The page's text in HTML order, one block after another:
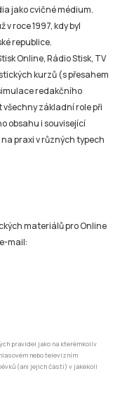
jako cvičné médium.
roce 1997, kdy byl
republice.
Online, Rádio Stisk, TV
kurzů (s přesahem
redakčního
základní role při
obsahu i související
praxi v různých typech
materiálů pro Online
mail:
pravidel jako na kterémkoliv
nebo televizním
(ani jejich částí) v jakékoli